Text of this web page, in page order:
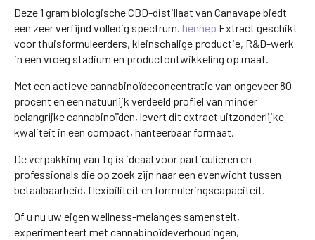
Deze 1 gram biologische CBD-distillaat van Canavape biedt
een zeer verfijnd volledig spectrum. hennep Extract geschikt
voor thuisformuleerders, kleinschalige productie, R&D-werk
in een vroeg stadium en productontwikkeling op maat.
Met een actieve cannabinoïdeconcentratie van ongeveer 80
procent en een natuurlijk verdeeld profiel van minder
belangrijke cannabinoïden, levert dit extract uitzonderlijke
kwaliteit in een compact, hanteerbaar formaat.
De verpakking van 1 g is ideaal voor particulieren en
professionals die op zoek zijn naar een evenwicht tussen
betaalbaarheid, flexibiliteit en formuleringscapaciteit.
Of u nu uw eigen wellness-melanges samenstelt,
experimenteert met cannabinoïdeverhoudingen,